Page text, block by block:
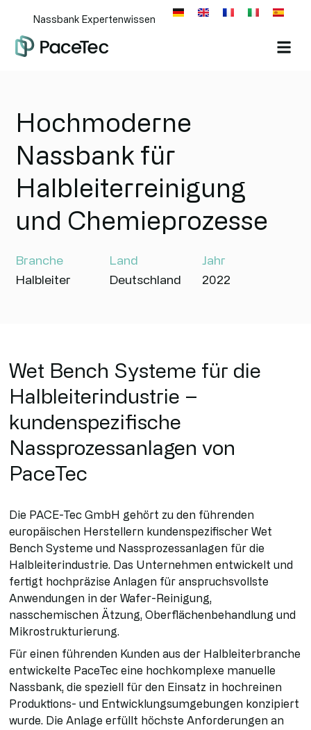
Nassbank Expertenwissen
Hochmoderne
Nassbank für
Halbleiterreinigung
und Chemieprozesse
Branche
Halbleiter
Land
Deutschland
Jahr
2022
Wet Bench Systeme für die
Halbleiterindustrie –
kundenspezifische
Nassprozessanlagen von
PaceTec
Die PACE-Tec GmbH gehört zu den führenden
europäischen Herstellern kundenspezifischer Wet
Bench Systeme und Nassprozessanlagen für die
Halbleiterindustrie. Das Unternehmen entwickelt und
fertigt hochpräzise Anlagen für anspruchsvollste
Anwendungen in der Wafer-Reinigung,
nasschemischen Ätzung, Oberflächenbehandlung und
Mikrostrukturierung.
Für einen führenden Kunden aus der Halbleiterbranche
entwickelte PaceTec eine hochkomplexe manuelle
Nassbank, die speziell für den Einsatz in hochreinen
Produktions- und Entwicklungsumgebungen konzipiert
wurde. Die Anlage erfüllt höchste Anforderungen an